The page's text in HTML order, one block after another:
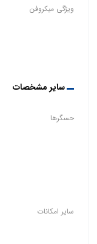
ویژگی میکروفن
سایر مشخصات
حسگرها
سایر امکانات